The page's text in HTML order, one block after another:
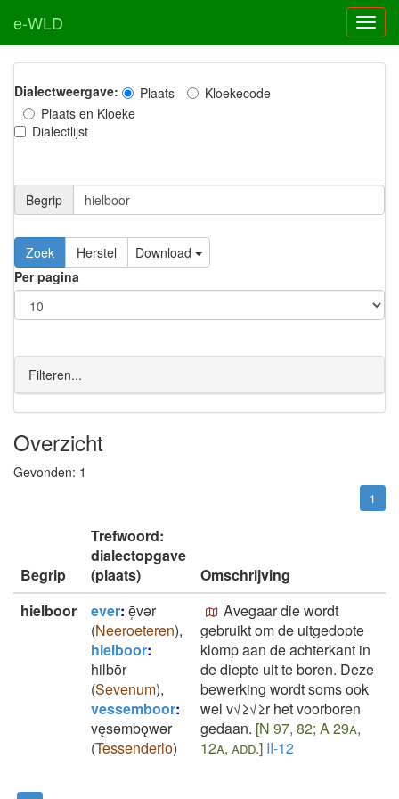
e-WLD
Dialectweergave: Plaats
Kloekecode
Plaats en Kloeke
Dialectlijst
Begrip
Zoek Herstel
Download
Per pagina
Filteren...
Overzicht
Gevonden: 1
1
Begrip
Trefwoord:
dialectopgave
(plaats)
Omschrijving
hielboor
ever: ē̜vǝr
(Neeroeteren),
hielboor:
hilbōr
(Sevenum),
vessemboor:
vęsǝmbǫwǝr
(Tessenderlo)
Avegaar die wordt
gebruikt om de uitgedopte
klomp aan de achterkant in
de diepte uit te boren. Deze
bewerking wordt soms ook
wel v√≥√≥r het voorboren
gedaan. [N 97, 82; A 29a,
12a, add.] II-12